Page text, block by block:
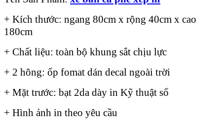
+ Kích thước: ngang 80cm x rộng 40cm x cao
180cm
+ Chất liệu: toàn bộ khung sắt chịu lực
+ 2 hông: ốp fomat dán decal ngoài trời
+ Mặt trước: bạt 2da dày in Kỹ thuật số
+ Hình ảnh in theo yêu cầu